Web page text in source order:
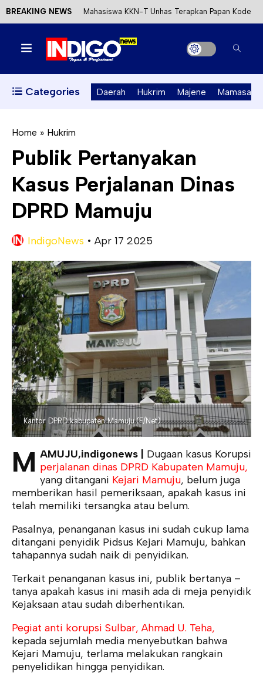
BREAKING NEWS Mahasiswa KKN-T Unhas Terapkan Papan Kode
Etik Wisata di Pantai Lawere Desa Lotang Salo
Satu DPO Pengeroyokan SPBU Tapalang
Ditangkap, Satu Lagi Kabur ke Kalimantan
Kecewa Kapolresta Absen, APPK Mamuju
Soroti Kejanggalan Kasus Tambang Emas Ilegal
Categories Daerah Hukrim Majene Mamasa
Home » Hukrim
Publik Pertanyakan
Kasus Perjalanan Dinas
DPRD Mamuju
IndigoNews • Apr 17 2025
Kantor DPRD kabupaten Mamuju.(F/Net)
M AMUJU,indigonews |
Dugaan kasus Korupsi
perjalanan dinas DPRD Kabupaten Mamuju,
yang ditangani Kejari Mamuju, belum juga
memberikan hasil pemeriksaan, apakah kasus ini
telah memiliki tersangka atau belum.
Pasalnya, penanganan kasus ini sudah cukup lama
ditangani penyidik Pidsus Kejari Mamuju, bahkan
tahapannya sudah naik di penyidikan.
Terkait penanganan kasus ini, publik bertanya –
tanya apakah kasus ini masih ada di meja penyidik
Kejaksaan atau sudah diberhentikan.
Pegiat anti korupsi Sulbar, Ahmad U. Teha,
kepada sejumlah media menyebutkan bahwa
Kejari Mamuju, terlama melakukan rangkain
penyelidikan hingga penyidikan.